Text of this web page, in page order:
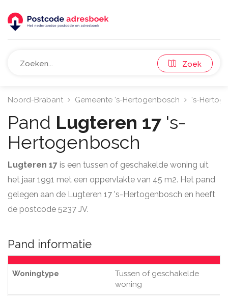
Zoek
Noord-Brabant Gemeente 's-Hertogenbosch 's-
Pand Lugteren 17 's-
Hertogenbosch
Lugteren 17 is een tussen of geschakelde woning uit
het jaar 1991 met een oppervlakte van 45 m2. Het pand
gelegen aan de Lugteren 17 's-Hertogenbosch en heeft
de postcode 5237 JV.
Pand informatie
Woningtype
Tussen of geschakelde
woning